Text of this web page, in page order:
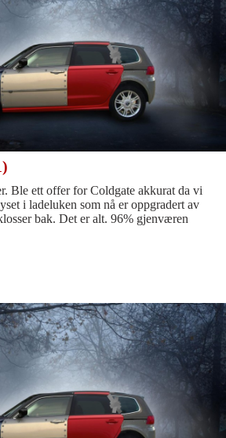
Ble ett offer for Coldgate akkurat da vi
i ladeluken som nå er oppgradert av
bak. Det er alt. 96% gjenværen